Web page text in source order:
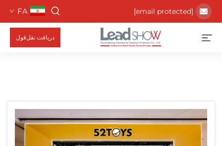
[email protected]
FA
دریافت نقل‌قول